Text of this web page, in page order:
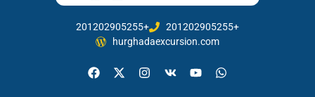
201202905255+
201202905255+
hurghadaexcursion.com